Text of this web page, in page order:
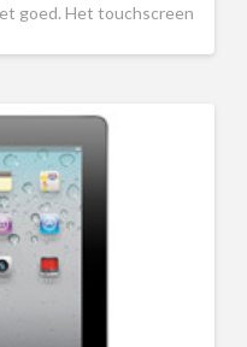
goed. Het touchscreen